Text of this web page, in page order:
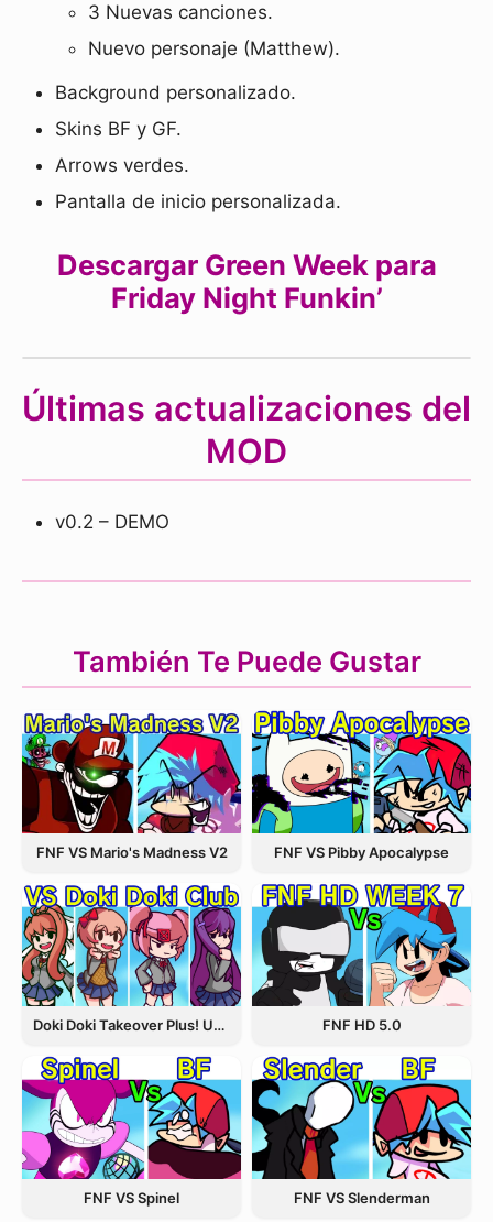
3 Nuevas canciones.
Nuevo personaje (Matthew).
Background personalizado.
Skins BF y GF.
Arrows verdes.
Pantalla de inicio personalizada.
Descargar Green Week para
Friday Night Funkin’
Últimas actualizaciones del
MOD
v0.2 – DEMO
También Te Puede Gustar
FNF VS Mario's Madness V2 FNF VS Pibby Apocalypse
Doki Doki Takeover Plus! Update 3.5 FNF HD 5.0
FNF VS Spinel FNF VS Slenderman